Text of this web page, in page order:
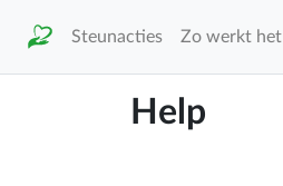
Steunacties Zo werkt het
Help